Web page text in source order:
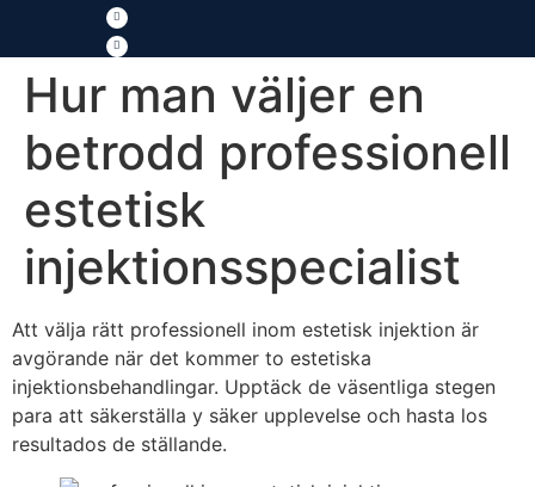
Hur man väljer en
betrodd professionell
estetisk
injektionsspecialist
Att välja rätt professionell inom estetisk injektion är
avgörande när det kommer to estetiska
injektionsbehandlingar. Upptäck de väsentliga stegen
para att säkerställa y säker upplevelse och hasta los
resultados de ställande.